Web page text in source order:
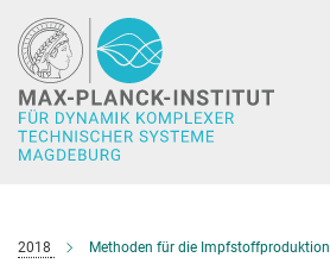
Hauptinhalt
2018 Methoden für die Impfstoffproduktion